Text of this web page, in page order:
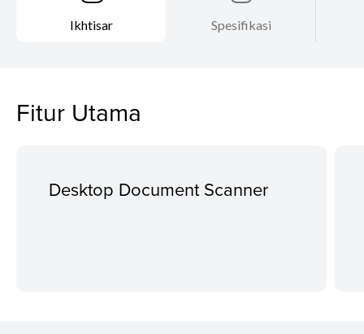
Ikhtisar Spesifikasi
Fitur Utama
Desktop Document Scanner